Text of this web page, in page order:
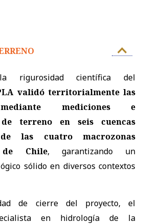
rigurosidad científica del
validó territorialmente las
mediciones e
terreno en seis cuencas
las cuatro macrozonas
de Chile, garantizando un
sólido en diversos contextos
de cierre del proyecto, el
en hidrología de la